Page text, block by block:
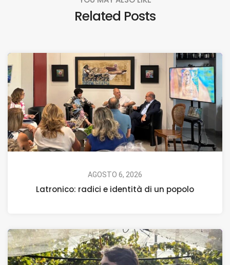
Related Posts
AGOSTO 6, 2026
Latronico: radici e identità di un popolo